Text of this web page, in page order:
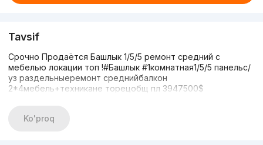
Tavsif
Срочно Продаётся Башлык 1/5/5 ремонт средний с
мебелью локации топ !#Башлык #1комнатная1/5/5 панельс/
уз раздельныеремонт среднийбалкон
2*4мебель+техникане торецобщ пл 3947500$
Ko'proq